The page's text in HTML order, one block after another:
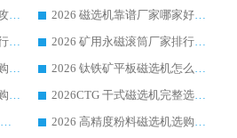
2026 磁选机优质厂家选购攻略 业内实力品牌盘点详解华体会手机网页版-华体会(中国) 综合优势
2026 磁选机靠谱厂家哪家好 行业口碑良好品牌领域强者华体会手机网页版-华体会(中国) 介绍
2026 矿用永磁滚筒厂家排行榜选购干货指南 行业口碑标杆华体会手机网页版-华体会(中国) 实力出众
2026 矿用永磁滚筒厂家排行榜选购指南，行业口碑领域强者华体会手机网页版-华体会(中国)
2026 钛铁矿平板磁选机选购全攻略 市场公认优质品牌厂家实力排行榜
2026 钛铁矿平板磁选机怎么选 靠谱生产企业实力排行榜选购参考攻略
2026 钛铁矿平板磁选机选购指南 行业口碑优选品牌生产企业实力排行榜
2026CTG 干式磁选机完整选购指南 行业口碑顶尖靠谱生产龙头厂家实力推荐
2026 CTG 干式磁选机选购指南|行业口碑靠谱生产厂家领域强者推荐
2026 高精度粉料磁选机选购全攻略 行业优质品牌华体会手机网页版-华体会(中国) 实力深度解析